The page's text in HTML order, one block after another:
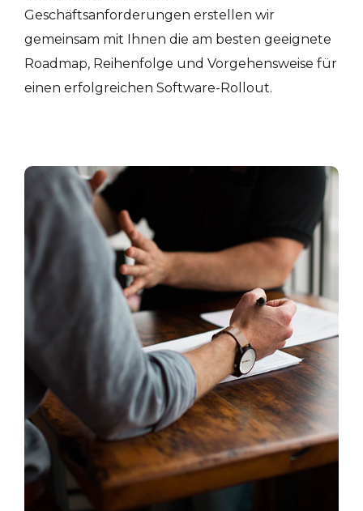
Geschäftsanforderungen erstellen wir
gemeinsam mit Ihnen die am besten geeignete
Roadmap, Reihenfolge und Vorgehensweise für
einen erfolgreichen Software-Rollout.